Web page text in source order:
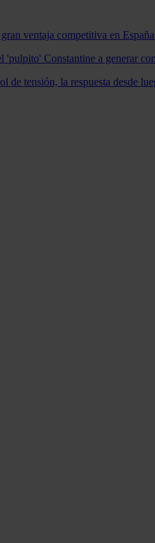
ventaja competitiva en
Constantine a generar
de tensión, la respuesta desde